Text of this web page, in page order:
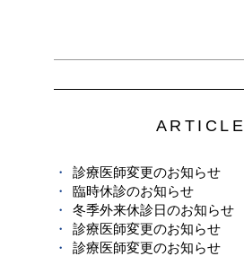
ARTICLE
診療医師変更のお知らせ
臨時休診のお知らせ
冬季外来休診日のお知らせ
診療医師変更のお知らせ
診療医師変更のお知らせ